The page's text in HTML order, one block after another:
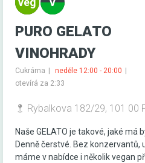
PURO GELATO
VINOHRADY
Cukrárna
neděle 12:00 - 20:00
otevírá za 2:33
Rybalkova 182/29, 101 00
Naše GELATO je takové, jaké má
Denně čerstvé. Bez konzervantů,
máme v nabídce i několik vegan